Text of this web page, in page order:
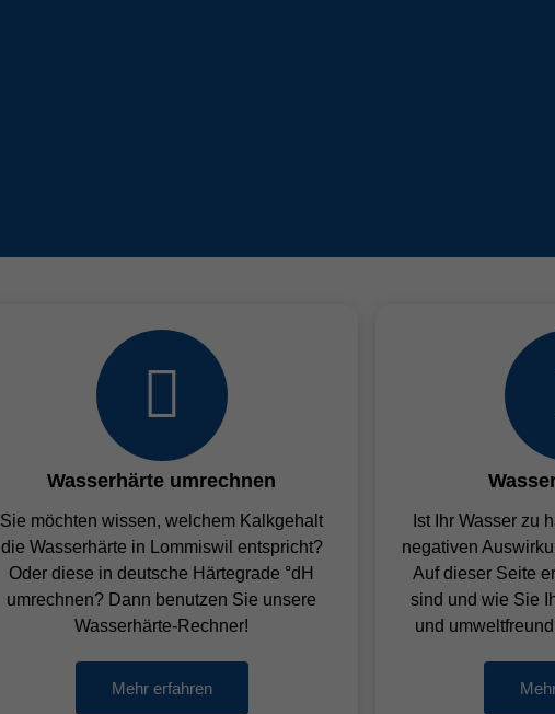
Wasserhärte umrechnen
Sie möchten wissen, welchem Kalkgehalt
die Wasserhärte in Lommiswil entspricht?
Oder diese in deutsche Härtegrade °dH
umrechnen? Dann benutzen Sie unsere
Wasserhärte-Rechner!
Mehr erfahren
Ist Ihr Wasser zu
negativen
Auf dieser Seite
sind und wie Sie
und